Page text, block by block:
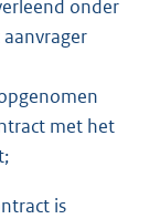
onder
met het
is